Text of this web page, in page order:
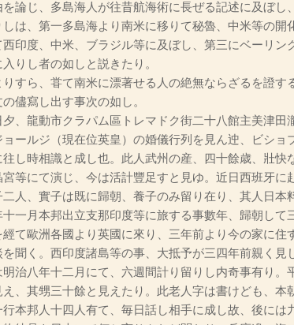
論じ、多島海人が往昔航海術に長ぜる記述に及ぼし
は、第一多島海より南米に移りて秘魯、中米等の開
印度、中米、ブラジル等に及ぼし、第三にベーリン
りし者の如しと説きたり。
すら、甞て南米に漂著せる人の絶無ならざるを證す
儘寫し出す事次の如し。
、龍動市クラパム區トレマドク街二十八館主美津田
ールジ（現在位英皇）の婚儀行列を見ん迚、ビショ
し時相識と成し也。此人武州の産、四十餘歳、壯快
等にて演じ、今は活計豐足すと見ゆ。近日西班牙に
人、實子は既に歸朝、養子のみ留り在り、其人日本
一月本邦出立支那印度等に旅する事數年、歸朝して
て歐洲各國より英國に來り、三年前より今の家に住
聞く。西印度諸島等の事、大抵予が三四年前親く見
治八年十二月にて、六週間計り留りし内奇事有り。
、其甥三十餘と見えたり。此老人字は書けども、本
行本邦人十四人有て、毎日話し相手に成し故、後には